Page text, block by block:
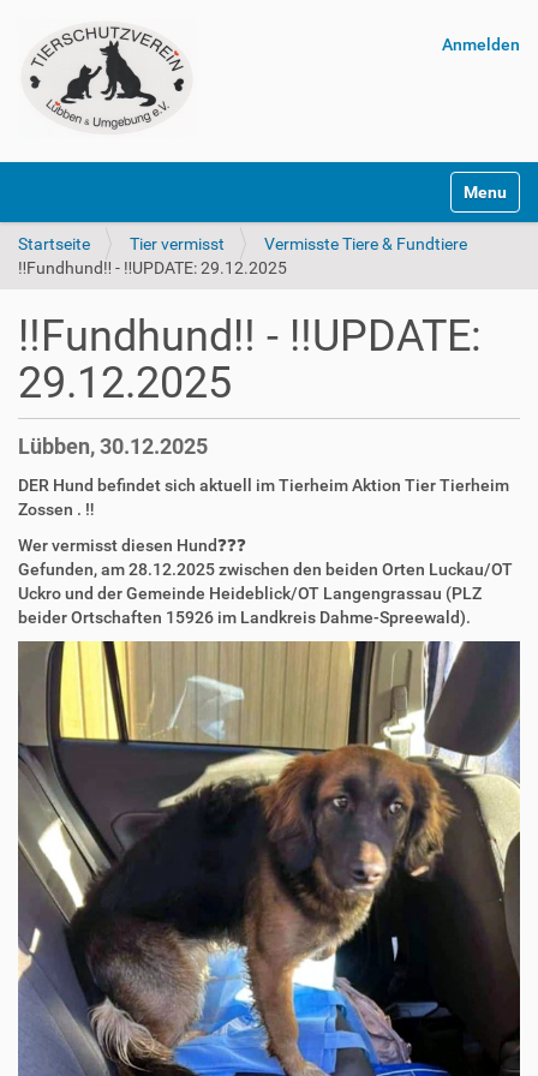
Anmelden
Startseite Tier vermisst
Vermisste Tiere & Fundtiere
‼️Fundhund‼️ - ‼️UPDATE: 29.12.2025
‼️Fundhund‼️ - ‼️UPDATE:
29.12.2025
Lübben, 30.12.2025
DER Hund befindet sich aktuell im Tierheim Aktion Tier Tierheim
Zossen . ‼️
Wer vermisst diesen Hund❓️❓️❓️
Gefunden, am 28.12.2025 zwischen den beiden Orten Luckau/OT
Uckro und der Gemeinde Heideblick/OT Langengrassau (PLZ
beider Ortschaften 15926 im Landkreis Dahme-Spreewald).